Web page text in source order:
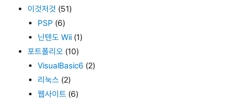
이것저것 (51)
PSP (6)
닌텐도 Wii (1)
포트폴리오 (10)
VisualBasic6 (2)
리눅스 (2)
웹사이트 (6)